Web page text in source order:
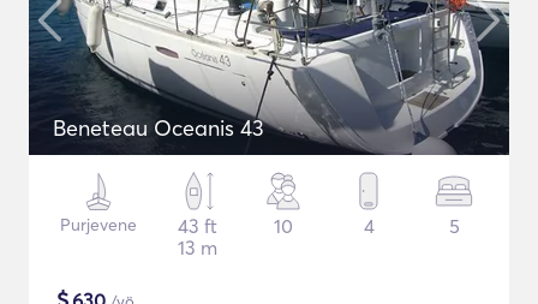
Beneteau Oceanis 43
Purjevene
43 ft
13 m
10 4 5